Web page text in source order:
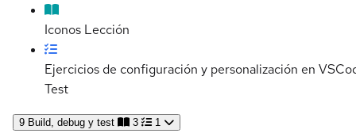
Iconos Lección
Ejercicios de configuración y personalización en
Test
9 Build, debug y test 3 1